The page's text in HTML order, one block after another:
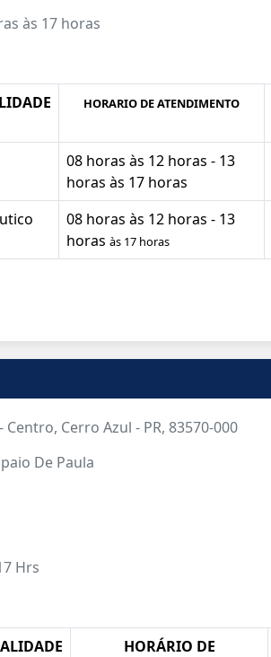
às 17 horas
HORARIO DE ATENDIMENTO
08 horas às 12 horas - 13
horas às 17 horas
08 horas às 12 horas - 13
horas às 17 horas
Cerro Azul - PR, 83570-000
De Paula
Hrs
HORÁRIO DE